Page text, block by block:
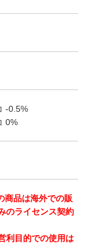
-0.5%
0%
商品は海外での販
のライセンス契約
利目的での使用は